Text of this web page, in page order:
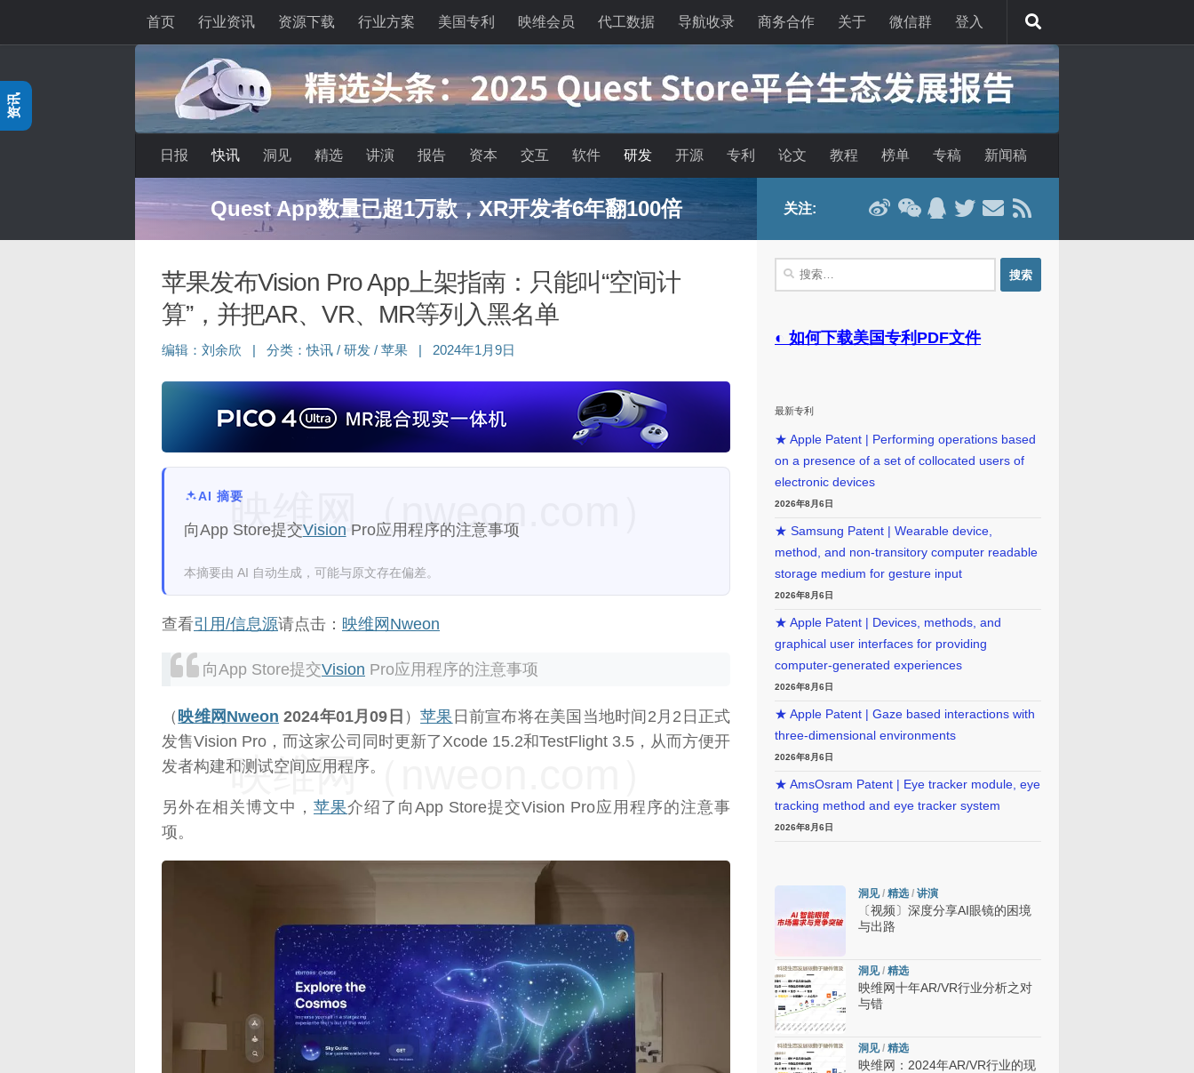
首页 行业资讯 资源下载 行业方案 美国专利 映维会员 代工数据 导航收录 商务合作 关于 微信群 登入
日报 快讯 洞见 精选 讲演 报告 资本 交互 软件 研发 开源 专利 论文 教程 榜单 专稿 新闻稿
深度分享：AI智能眼镜的现实困境与严峻出路
苹果发布Vision Pro App上架指南：只能叫“空间计
算”，并把AR、VR、MR等列入黑名单
编辑： 刘余欣 分类：快讯 / 研发 / 苹果 2024年1月9日
AI 摘要
向App Store提交Vision Pro应用程序的注意事项
本摘要由 AI 自动生成，可能与原文存在偏差。
查看引用/信息源请点击： 映维网Nweon
向App Store提交Vision Pro应用程序的注意事项
（ 映维网Nweon 2024年01月09日 ）苹果 日前宣布将在美国当地时间2月2日正式
发售Vision Pro，而这家公司同时更新了Xcode 15.2和TestFlight 3.5，从而方便开
发者构建和测试空间应用程序。
另外在相关博文中， 苹果介绍了向App Store提交Vision Pro应用程序的注意事
项。
映维网（nweon.com）
映维网（nweon.com）
映维网（nweon.com）
关注:
搜
索：
◐ 如何下载美国专利PDF文件
最新专利
★ Apple Patent | Performing operations based
on a presence of a set of collocated users of
electronic devices
2026年8月6日
★ Samsung Patent | Wearable device,
method, and non-transitory computer readable
storage medium for gesture input
2026年8月6日
★ Apple Patent | Devices, methods, and
graphical user interfaces for providing
computer-generated experiences
2026年8月6日
★ Apple Patent | Gaze based interactions with
three-dimensional environments
2026年8月6日
★ AmsOsram Patent | Eye tracker module, eye
tracking method and eye tracker system
2026年8月6日
洞见/ 精选 / 讲演
〔视频〕深度分享AI眼镜的困境
与出路
洞见/ 精选
映维网十年AR/VR行业分析之对
与错
洞见/ 精选
映维网：2024年AR/VR行业的现
资讯